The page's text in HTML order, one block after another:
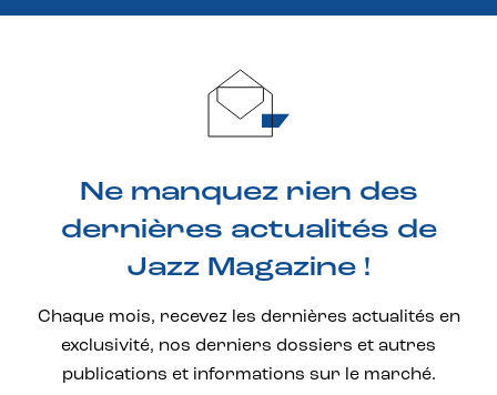
Ne manquez rien des
dernières actualités de
Jazz Magazine !
Chaque mois, recevez les dernières actualités en
exclusivité, nos derniers dossiers et autres
publications et informations sur le marché.